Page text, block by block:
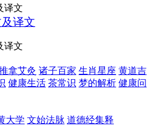
译文
拿艾灸 诸子百家 生肖星座 黄道吉
健康生活 茶常识 梦的解析 健康问
大学 文始法脉 道德经集释